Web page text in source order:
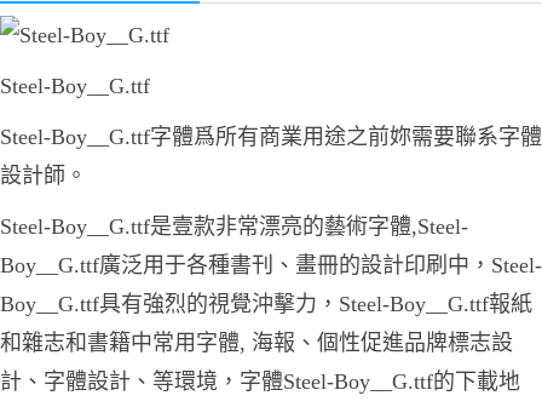
Steel-Boy__G.ttf
Steel-Boy__G.ttf字體爲所有商業用途之前妳需要聯系字體
設計師。
Steel-Boy__G.ttf是壹款非常漂亮的藝術字體,Steel-
Boy__G.ttf廣泛用于各種書刊、畫冊的設計印刷中，Steel-
Boy__G.ttf具有強烈的視覺沖擊力，Steel-Boy__G.ttf報紙
和雜志和書籍中常用字體, 海報、個性促進品牌標志設
計、字體設計、等環境，字體Steel-Boy__G.ttf的下載地